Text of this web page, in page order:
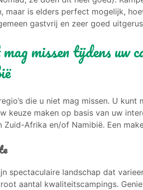
maar is elders perfect mogelijk,
gastvrij en zeer goed
mag missen tijdens
die u niet mag missen. U
keuze maken op basis van uw
Afrika en/of Namibië. Een
spectaculaire landschap dat
aantal kwaliteitscampings.